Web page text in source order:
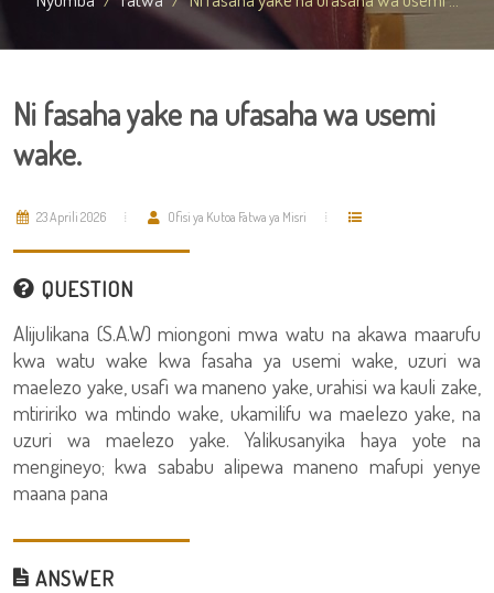
Ni fasaha yake na ufasaha wa usemi
wake.
23 Aprili 2026 Ofisi ya Kutoa Fatwa ya Misri
QUESTION
Alijulikana (S.A.W) miongoni mwa watu na akawa maarufu
kwa watu wake kwa fasaha ya usemi wake, uzuri wa
maelezo yake, usafi wa maneno yake, urahisi wa kauli zake,
mtiririko wa mtindo wake, ukamilifu wa maelezo yake, na
uzuri wa maelezo yake. Yalikusanyika haya yote na
mengineyo; kwa sababu alipewa maneno mafupi yenye
maana pana
ANSWER